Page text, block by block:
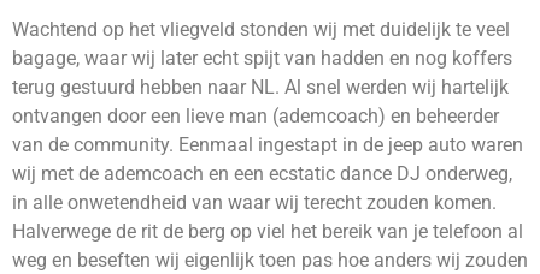
Wachtend op het vliegveld stonden wij met duidelijk te veel
bagage, waar wij later echt spijt van hadden en nog koffers
terug gestuurd hebben naar NL. Al snel werden wij hartelijk
ontvangen door een lieve man (ademcoach) en beheerder
van de community. Eenmaal ingestapt in de jeep auto waren
wij met de ademcoach en een ecstatic dance DJ onderweg,
in alle onwetendheid van waar wij terecht zouden komen.
Halverwege de rit de berg op viel het bereik van je telefoon al
weg en beseften wij eigenlijk toen pas hoe anders wij zouden